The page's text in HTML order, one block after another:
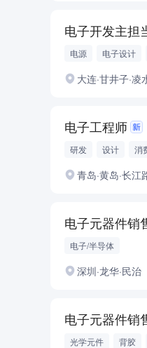
电子开发主担
电源 电子设计
大连·甘井子·凌
电子工程师
研发 设计 消
青岛·黄岛·长江
电子元器件销
电子/半导体
深圳·龙华·民治
电子元器件销
光学元件 背胶